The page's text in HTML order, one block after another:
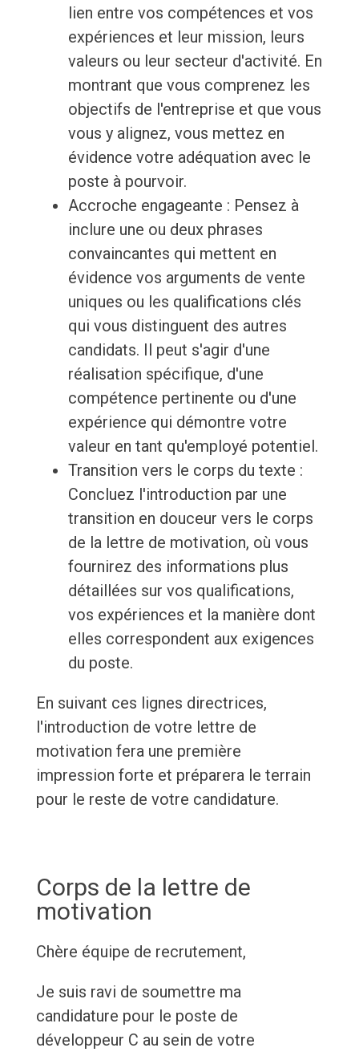
lien entre vos compétences et vos
expériences et leur mission, leurs
valeurs ou leur secteur d'activité. En
montrant que vous comprenez les
objectifs de l'entreprise et que vous
vous y alignez, vous mettez en
évidence votre adéquation avec le
poste à pourvoir.
Accroche engageante : Pensez à
inclure une ou deux phrases
convaincantes qui mettent en
évidence vos arguments de vente
uniques ou les qualifications clés
qui vous distinguent des autres
candidats. Il peut s'agir d'une
réalisation spécifique, d'une
compétence pertinente ou d'une
expérience qui démontre votre
valeur en tant qu'employé potentiel.
Transition vers le corps du texte :
Concluez l'introduction par une
transition en douceur vers le corps
de la lettre de motivation, où vous
fournirez des informations plus
détaillées sur vos qualifications,
vos expériences et la manière dont
elles correspondent aux exigences
du poste.
En suivant ces lignes directrices,
l'introduction de votre lettre de
motivation fera une première
impression forte et préparera le terrain
pour le reste de votre candidature.
Corps de la lettre de
motivation
Chère équipe de recrutement,
Je suis ravi de soumettre ma
candidature pour le poste de
développeur C au sein de votre